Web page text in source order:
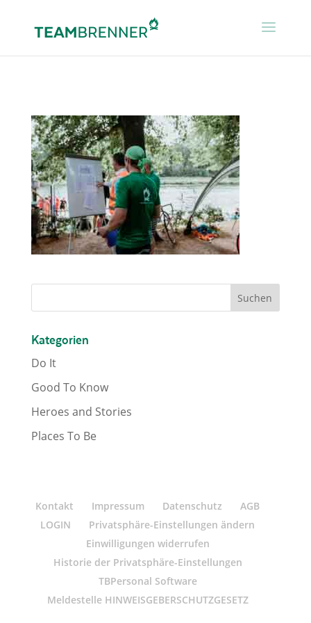
Kategorien
Do It
Good To Know
Heroes and Stories
Places To Be
Kontakt Impressum Datenschutz
AGB
LOGIN
Privatsphäre-Einstellungen ändern
Einwilligungen widerrufen
Historie der Privatsphäre-Einstellungen
TBPersonal Software
Meldestelle HINWEISGEBERSCHUTZGESETZ